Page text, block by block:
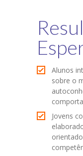
Alunos
sobre o
Jovens